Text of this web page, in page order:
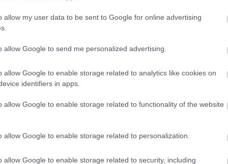
allow my user data to be sent to Google for online advertising
allow Google to send me personalized advertising.
allow Google to enable storage related to analytics like cookies on
identifiers in apps.
allow Google to enable storage related to functionality of the website
allow Google to enable storage related to personalization.
allow Google to enable storage related to security, including
της Curtis. «Και τα δύο παιδιά μου θα έχουν
με γεμίζει δάκρυα», εξήγησε.